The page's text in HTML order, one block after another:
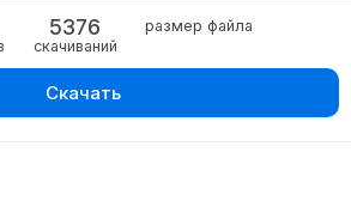
5376
скачиваний
размер файла
Скачать